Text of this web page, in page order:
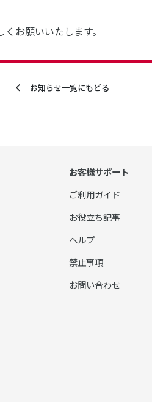
お願いいたします。
お知らせ一覧にもどる
お客様サポート
ご利用ガイド
お役立ち記事
ヘルプ
禁止事項
お問い合わせ